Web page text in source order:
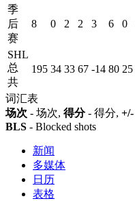
季
后
赛
8 0 2 2 3 6 0
SHL
总
共
195 34 33 67 -14 80 25
词汇表
场次 - 场次, 得分- 得分, +/-
BLS - Blocked shots
新闻
多媒体
日历
表格